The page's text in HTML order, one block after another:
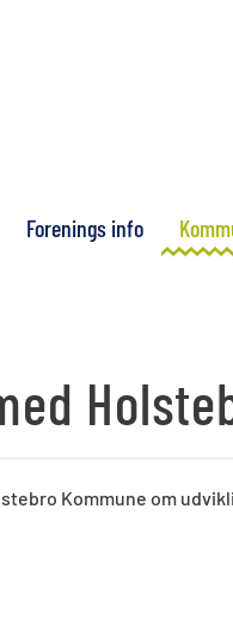
Forenings info
Kommune om